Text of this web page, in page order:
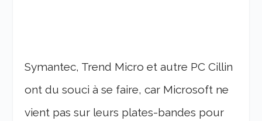
Symantec, Trend Micro et autre PC Cillin
ont du souci à se faire, car Microsoft ne
vient pas sur leurs plates-bandes pour